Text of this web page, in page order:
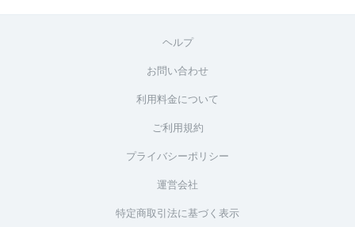
ヘルプ
お問い合わせ
利用料金について
ご利用規約
プライバシーポリシー
運営会社
特定商取引法に基づく表示